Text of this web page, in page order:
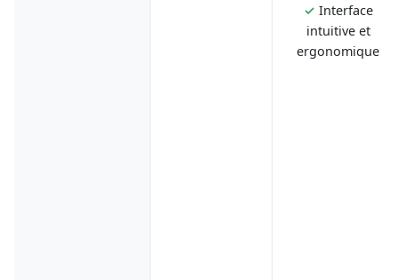
✓ Interface
intuitive et
ergonomique